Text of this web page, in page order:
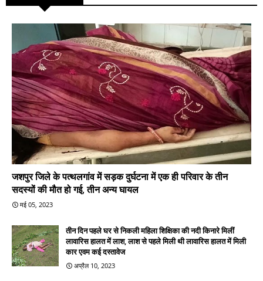
जशपुर जिले के पत्थलगांव में सड़क दुर्घटना में एक ही परिवार के तीन
सदस्यों की मौत हो गई, तीन अन्य घायल
मई 05, 2023
तीन दिन पहले घर से निकली महिला शिक्षिका की नदी किनारे मिलीं
लावारिस हालत में लाश, लाश से पहले मिली थी लावारिस हालत में मिली
कार एवम कई दस्तावेज
अप्रैल 10, 2023